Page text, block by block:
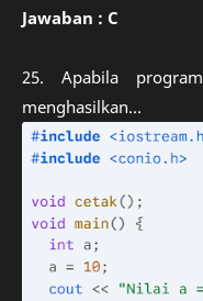
Jawaban : C
25. Apabila
menghasilkan...